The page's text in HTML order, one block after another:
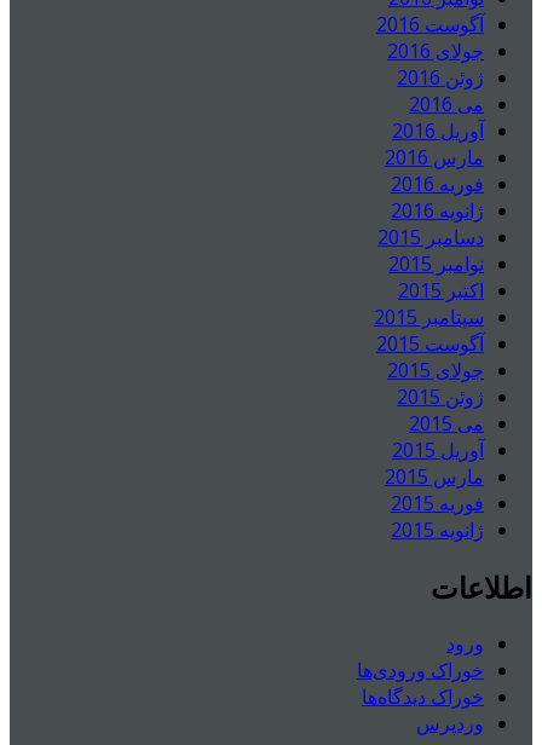
آگوست 2016
جولای 2016
ژوئن 2016
می 2016
آوریل 2016
مارس 2016
فوریه 2016
ژانویه 2016
دسامبر 2015
نوامبر 2015
اکتبر 2015
سپتامبر 2015
آگوست 2015
جولای 2015
ژوئن 2015
می 2015
آوریل 2015
مارس 2015
فوریه 2015
ژانویه 2015
اطلاعات
ورود
خوراک ورودی‌ها
خوراک دیدگاه‌ها
وردپرس